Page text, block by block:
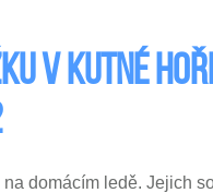
v Kutné
domácím ledě. Jejich